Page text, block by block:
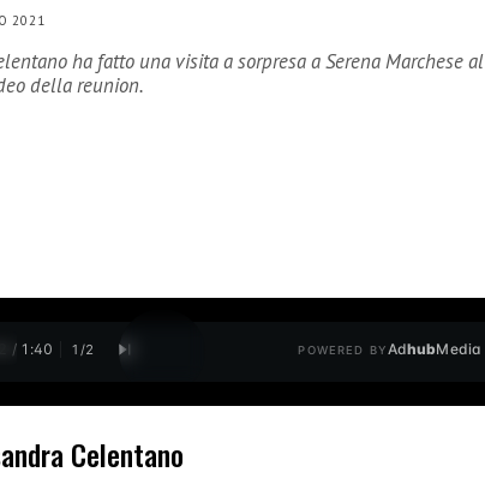
2021
ha fatto una visita a sorpresa a Serena Marchese al
della reunion.
/ 1:40 1 /2 POWERED BYAdhubMedia
Celentano